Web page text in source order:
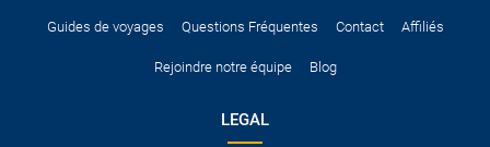
Guides de voyages Questions Fréquentes Contact Affiliés
Rejoindre notre équipe Blog
LEGAL